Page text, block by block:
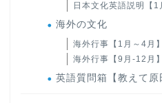
日本文化英語説明【1
海外の文化
海外行事【1月～4月】
海外行事【9月-12月】
英語質問箱【教えて原